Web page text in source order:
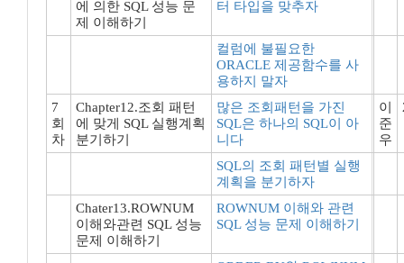
에 의한 SQL 성능 문
제 이해하기
터 타입을 맞추자
컬럼에 불필요한
ORACLE 제공함수를 사
용하지 말자
7
회
차
Chapter12.조회 패턴
에 맞게 SQL 실행계획
분기하기
많은 조회패턴을 가진
SQL은 하나의 SQL이 아
니다
이
준
우
SQL의 조회 패턴별 실행
계획을 분기하자
Chater13.ROWNUM
이해와관련 SQL 성능
문제 이해하기
ROWNUM 이해와 관련
SQL 성능 문제 이해하기